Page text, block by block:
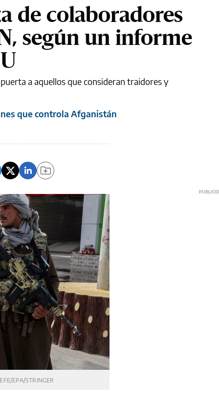
de colaboradores
según un informe
a aquellos que consideran traidores y
que controla Afganistán
EFE/EPA/STRINGER